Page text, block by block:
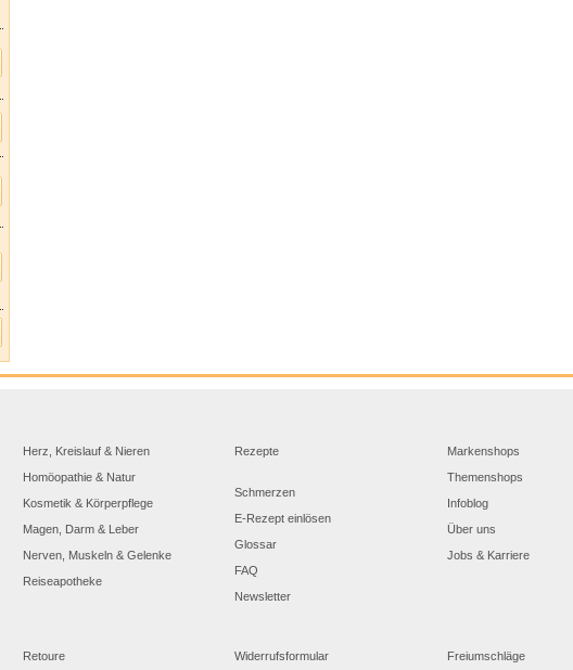
Herz, Kreislauf & Nieren
Homöopathie & Natur
Kosmetik & Körperpflege
Magen, Darm & Leber
Nerven, Muskeln & Gelenke
Reiseapotheke
Rezepte
Schmerzen
E-Rezept einlösen
Glossar
FAQ
Newsletter
Markenshops
Themenshops
Infoblog
Über uns
Jobs & Karriere
Retoure Widerrufsformular Freiumschläge